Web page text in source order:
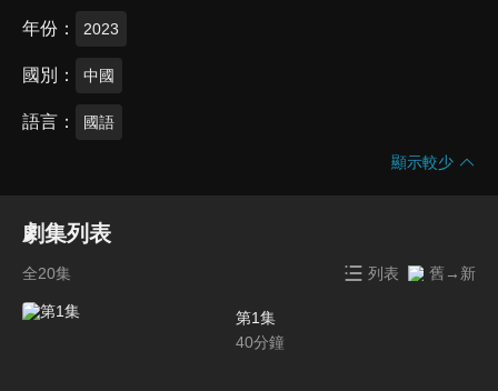
年份 2023
國別 中國
語言 國語
顯示較少
劇集列表
全20集 列表 舊→新
第1集
40分鐘